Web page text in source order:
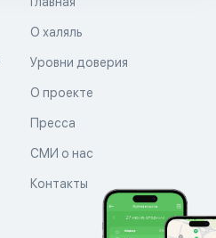
О халяль
Уровни доверия
О проекте
Пресса
СМИ о нас
Контакты